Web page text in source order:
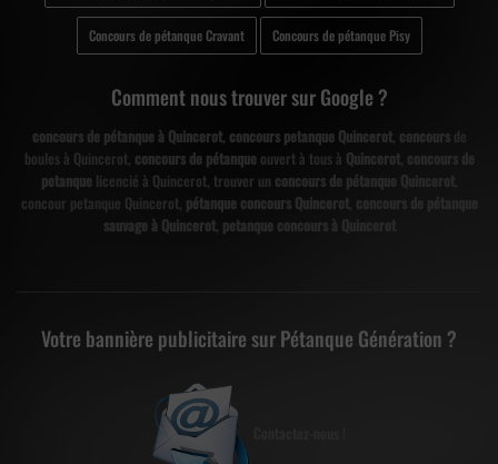
Concours de pétanque Cravant Concours de pétanque Pisy
Comment nous trouver sur Google ?
concours de pétanque à Quincerot, concours petanque Quincerot, concoursde
boules à Quincerot, concours de pétanqueouvert à tous à Quincerot, concours de
petanque licencié à Quincerot, trouver un concours de pétanque Quincerot
concour petanque Quincerot, pétanque concours Quincerot, concours de pétanque
sauvage à Quincerot, petanque concours à Quincerot
Votre bannière publicitaire sur Pétanque Génération ?